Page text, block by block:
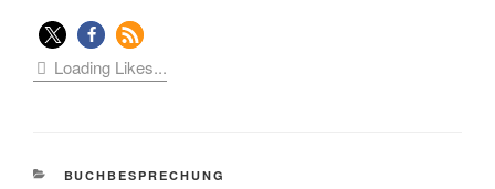
Loading Likes...
KATEGORIEN
BUCHBESPRECHUNG